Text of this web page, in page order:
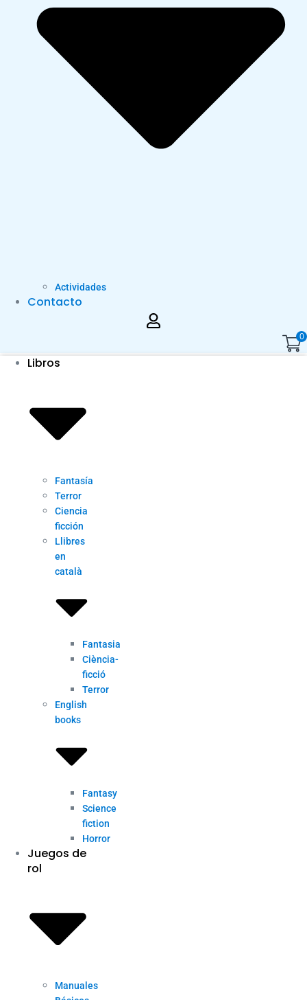
Actividades
Contacto
0
Libros
Fantasía
Terror
Ciencia
ficción
Llibres
en
català
Fantasia
Ciència-
ficció
Terror
English
books
Fantasy
Science
fiction
Horror
Juegos de
rol
Manuales